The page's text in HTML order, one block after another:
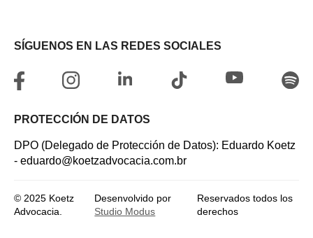
SÍGUENOS EN LAS REDES SOCIALES
PROTECCIÓN DE DATOS
DPO (Delegado de Protección de Datos): Eduardo Koetz
- eduardo@koetzadvocacia.com.br
© 2025 Koetz
Advocacia.
Desenvolvido por
Studio Modus
Reservados todos los
derechos